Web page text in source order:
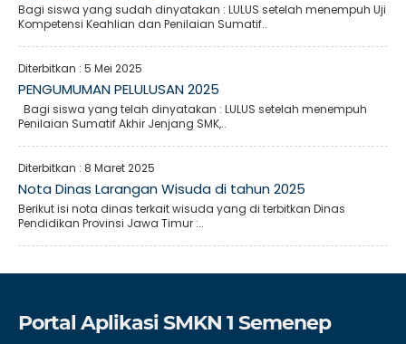
Bagi siswa yang sudah dinyatakan : LULUS setelah menempuh Uji
Kompetensi Keahlian dan Penilaian Sumatif..
Diterbitkan : 5 Mei 2025
PENGUMUMAN PELULUSAN 2025
Bagi siswa yang telah dinyatakan : LULUS setelah menempuh
Penilaian Sumatif Akhir Jenjang SMK,..
Diterbitkan : 8 Maret 2025
Nota Dinas Larangan Wisuda di tahun 2025
Berikut isi nota dinas terkait wisuda yang di terbitkan Dinas
Pendidikan Provinsi Jawa Timur :..
Portal Aplikasi SMKN 1 Semenep